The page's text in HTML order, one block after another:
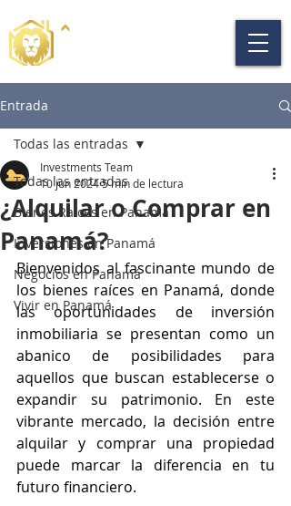
Entrada
Todas las entradas
Bienes Raíces en Panamá
Inversiones en Panamá
Negocios en Panamá
Vivir en Panamá
Todas las entradas
¿Alquilar o Comprar en
Panamá?
Investments Team
10 jun 20245 min de lectura
Bienvenidos al fascinante mundo de
los bienes raíces en Panamá, donde
las oportunidades de inversión
inmobiliaria se presentan como un
abanico de posibilidades para
aquellos que buscan establecerse o
expandir su patrimonio. En este
vibrante mercado, la decisión entre
alquilar y comprar una propiedad
puede marcar la diferencia en tu
futuro financiero.